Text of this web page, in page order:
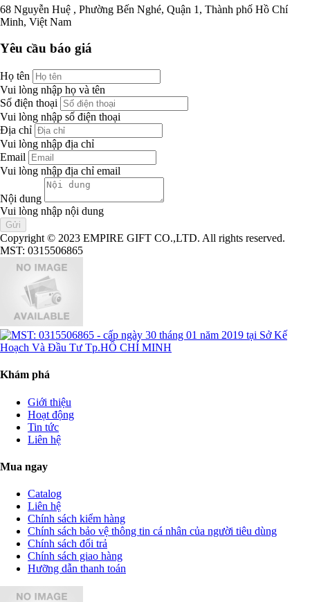
68 Nguyễn Huệ , Phường Bến Nghé, Quận 1, Thành phố Hồ Chí
Minh, Việt Nam
Yêu cầu báo giá
Họ tên
Vui lòng nhập họ và tên
Số điện thoại
Vui lòng nhập số điện thoại
Địa chỉ
Vui lòng nhập địa chỉ
Email
Vui lòng nhập địa chỉ email
Nội dung
Vui lòng nhập nội dung
Copyright © 2023 EMPIRE GIFT CO.,LTD. All rights reserved.
MST: 0315506865
Khám phá
Giới thiệu
Hoạt động
Tin tức
Liên hệ
Mua ngay
Catalog
Liên hệ
Chính sách kiểm hàng
Chính sách bảo vệ thông tin cá nhân của người tiêu dùng
Chính sách đổi trả
Chính sách giao hàng
Hưỡng dẫn thanh toán